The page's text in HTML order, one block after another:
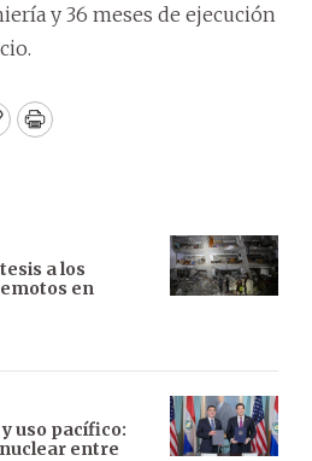
y 36 meses de ejecución
Print
a los
en
uso pacífico:
entre